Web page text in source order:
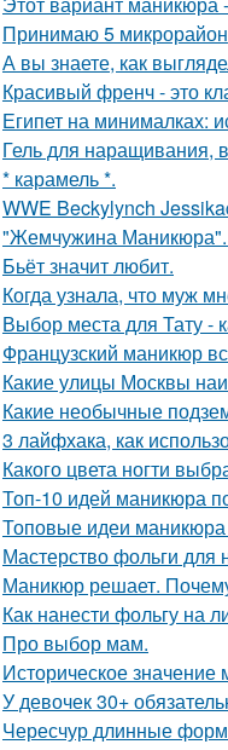
Принимаю 5
А вы знаете, как
Красивый френч - это
Египет на минималках:
Гель для наращивания,
* карамель *.
WWE Beckylynch
"Жемчужина Маникюра".
Бьёт значит любит.
Когда узнала, что муж
Выбор места для Тату -
Французский маникюр
Какие улицы Москвы
Какие необычные
3 лайфхака, как
Какого цвета ногти
Топ-10 идей маникюра
Топовые идеи маникюра
Мастерство фольги для
Маникюр решает.
Как нанести фольгу на
Про выбор мам.
Историческое
У девочек 30+
Чересчур длинные